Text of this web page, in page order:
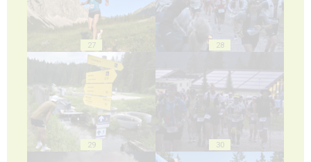
27 28
29 30